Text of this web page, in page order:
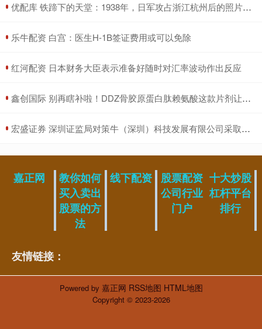
​优配库 铁蹄下的天堂：1938年，日军攻占浙江杭州后的照片，令人泪目
​乐牛配资 白宫：医生H-1B签证费用或可以免除
​红河配资 日本财务大臣表示准备好随时对汇率波动作出反应
​鑫创国际 别再瞎补啦！DDZ骨胶原蛋白肽赖氨酸这款片剂让孩子成长“开挂”_营养品_牛奶_碱性
​宏盛证券 深圳证监局对策牛（深圳）科技发展有限公司采取责令改正监管措施
嘉正网
教你如何
买入卖出
股票的方
法
线下配资 股票配资
公司行业
门户
十大炒股
杠杆平台
排行
友情链接：
Powered by 嘉正网 RSS地图 HTML地图
Copyright © 2023-2026